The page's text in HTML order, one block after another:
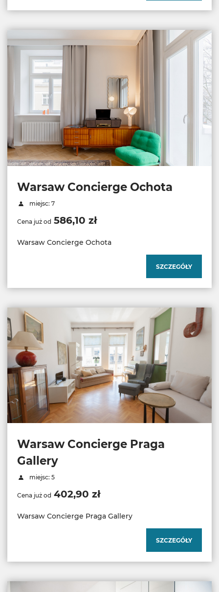
Warsaw Concierge Ochota
miejsc: 7
Cena już od 586,10 zł
Warsaw Concierge Ochota
SZCZEGÓŁY
Warsaw Concierge Praga
Gallery
miejsc: 5
Cena już od 402,90 zł
Warsaw Concierge Praga Gallery
SZCZEGÓŁY